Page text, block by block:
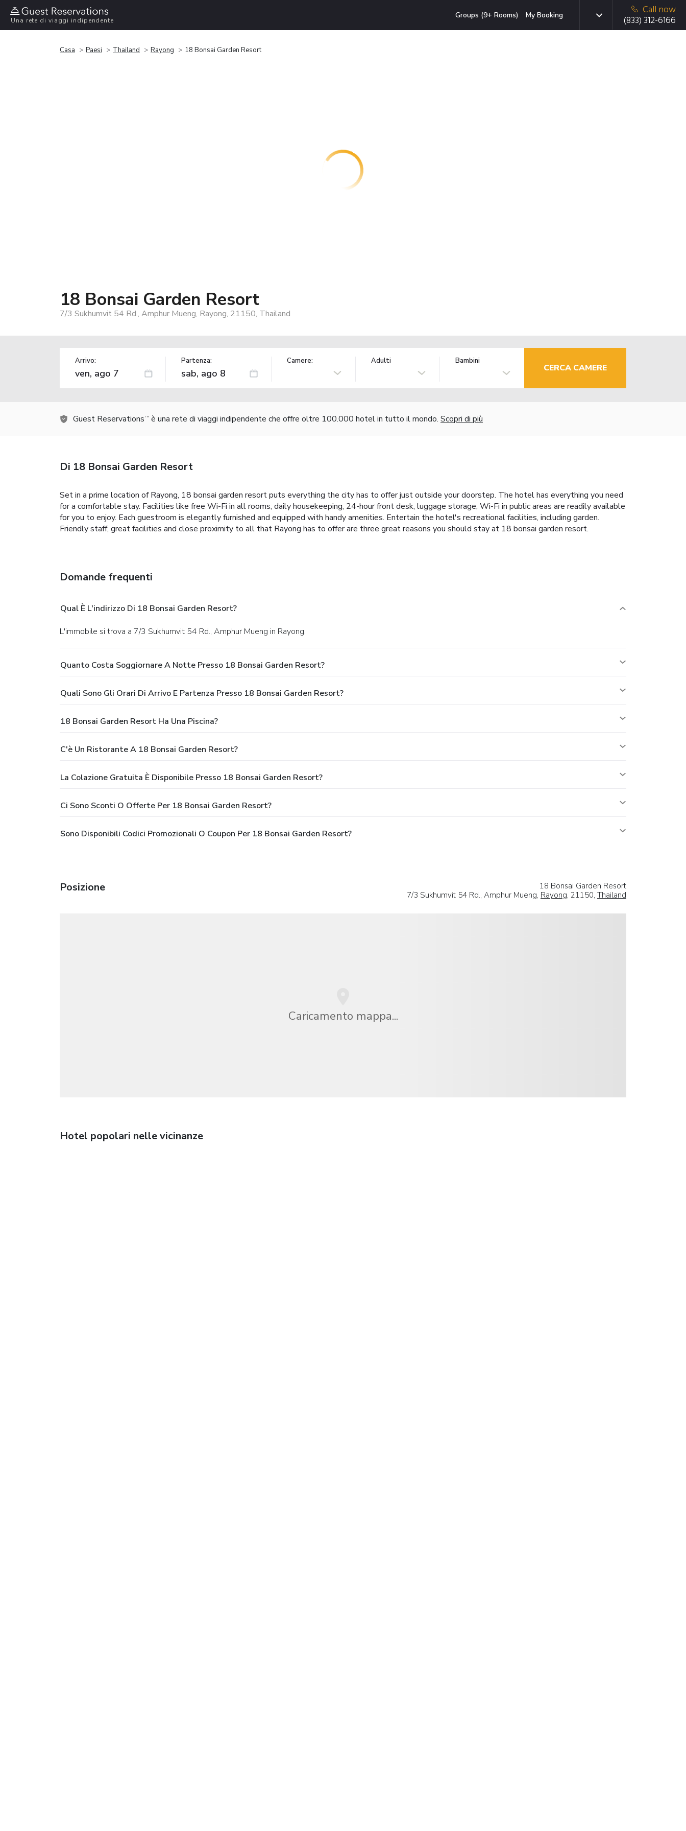
Una rete di viaggi indipendente
Groups (9+ Rooms) My Booking
Call now
(833) 312-6166
Casa Paesi Thailand Rayong 18 Bonsai Garden Resort
18 Bonsai Garden Resort
7/3 Sukhumvit 54 Rd., Amphur Mueng, Rayong, 21150, Thailand
Arrivo: Partenza: Camere: Adulti Bambini
CERCA CAMERE
Guest Reservations TM è una rete di viaggi indipendente che offre oltre 100.000 hotel in tutto il mondo. Scopri di più
Di 18 Bonsai Garden Resort
Set in a prime location of Rayong, 18 bonsai garden resort puts everything the city has to offer just outside your doorstep. The hotel has everything you need
for a comfortable stay. Facilities like free Wi-Fi in all rooms, daily housekeeping, 24-hour front desk, luggage storage, Wi-Fi in public areas are readily available
for you to enjoy. Each guestroom is elegantly furnished and equipped with handy amenities. Entertain the hotel's recreational facilities, including garden.
Friendly staff, great facilities and close proximity to all that Rayong has to offer are three great reasons you should stay at 18 bonsai garden resort.
Domande frequenti
Qual È L'indirizzo Di 18 Bonsai Garden Resort?
L'immobile si trova a 7/3 Sukhumvit 54 Rd., Amphur Mueng in Rayong.
Quanto Costa Soggiornare A Notte Presso 18 Bonsai Garden Resort?
Quali Sono Gli Orari Di Arrivo E Partenza Presso 18 Bonsai Garden Resort?
18 Bonsai Garden Resort Ha Una Piscina?
C'è Un Ristorante A 18 Bonsai Garden Resort?
La Colazione Gratuita È Disponibile Presso 18 Bonsai Garden Resort?
Ci Sono Sconti O Offerte Per 18 Bonsai Garden Resort?
Sono Disponibili Codici Promozionali O Coupon Per 18 Bonsai Garden Resort?
Posizione
18 Bonsai Garden Resort
7/3 Sukhumvit 54 Rd., Amphur Mueng, Rayong, 21150, Thailand
Caricamento mappa...
Hotel popolari nelle vicinanze